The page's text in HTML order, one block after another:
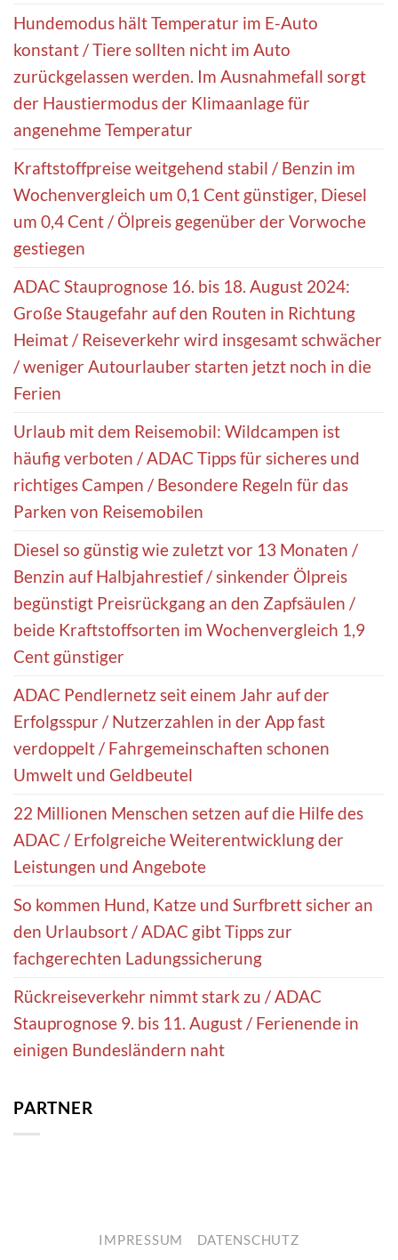
Hundemodus hält Temperatur im E-Auto
konstant / Tiere sollten nicht im Auto
zurückgelassen werden. Im Ausnahmefall sorgt
der Haustiermodus der Klimaanlage für
angenehme Temperatur
Kraftstoffpreise weitgehend stabil / Benzin im
Wochenvergleich um 0,1 Cent günstiger, Diesel
um 0,4 Cent / Ölpreis gegenüber der Vorwoche
gestiegen
ADAC Stauprognose 16. bis 18. August 2024:
Große Staugefahr auf den Routen in Richtung
Heimat / Reiseverkehr wird insgesamt schwächer
/ weniger Autourlauber starten jetzt noch in die
Ferien
Urlaub mit dem Reisemobil: Wildcampen ist
häufig verboten / ADAC Tipps für sicheres und
richtiges Campen / Besondere Regeln für das
Parken von Reisemobilen
Diesel so günstig wie zuletzt vor 13 Monaten /
Benzin auf Halbjahrestief / sinkender Ölpreis
begünstigt Preisrückgang an den Zapfsäulen /
beide Kraftstoffsorten im Wochenvergleich 1,9
Cent günstiger
ADAC Pendlernetz seit einem Jahr auf der
Erfolgsspur / Nutzerzahlen in der App fast
verdoppelt / Fahrgemeinschaften schonen
Umwelt und Geldbeutel
22 Millionen Menschen setzen auf die Hilfe des
ADAC / Erfolgreiche Weiterentwicklung der
Leistungen und Angebote
So kommen Hund, Katze und Surfbrett sicher an
den Urlaubsort / ADAC gibt Tipps zur
fachgerechten Ladungssicherung
Rückreiseverkehr nimmt stark zu / ADAC
Stauprognose 9. bis 11. August / Ferienende in
einigen Bundesländern naht
PARTNER
IMPRESSUM DATENSCHUTZ